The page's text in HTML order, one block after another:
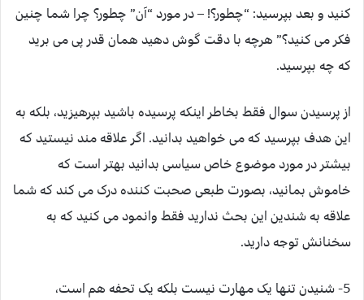
کنید و بعد بپرسید: “چطور؟! – در مورد “آن” چطور؟ چرا شما چنین
فکر می کنید؟” هرچه با دقت گوش دهید همان قدر پی می برید
که چه بپرسید.
از پرسیدن سوال فقط بخاطر اینکه پرسیده باشید بپرهیزید، بلکه به
این هدف بپرسید که می خواهید بدانید. اگر علاقه مند نیستید که
بیشتر در مورد موضوع خاص سیاسی بدانید بهتر است که
خاموش بمانید، بصورت طبعی صحبت کننده درک می کند که شما
علاقه به شندین این بحث ندارید فقط وانمود می کنید که به
سخنانش توجه دارید.
5- شنیدن تنها یک مهارت نیست بلکه یک تحفه هم است،